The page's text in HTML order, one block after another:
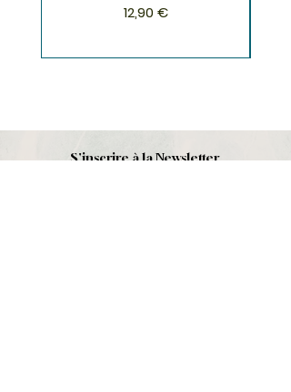
Prix
12,90 €
S'inscrire à la Newsletter